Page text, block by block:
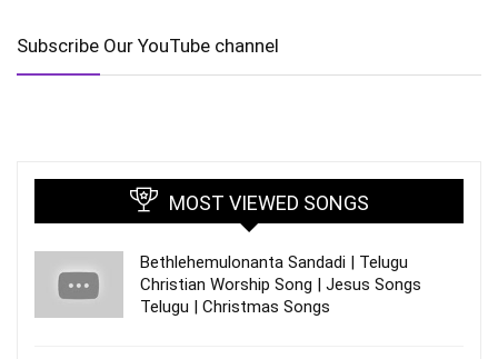
Subscribe Our YouTube channel
MOST VIEWED SONGS
Bethlehemulonanta Sandadi | Telugu
Christian Worship Song | Jesus Songs
Telugu | Christmas Songs